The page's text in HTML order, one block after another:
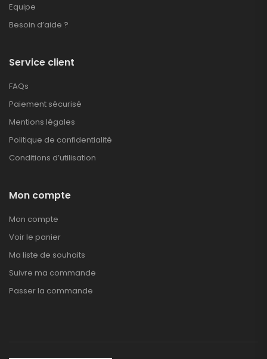
Equipe
Besoin d’aide ?
Service client
FAQs
Paiement sécurisé
Mentions légales
Politique de confidentialité
Conditions d’utilisation
Mon compte
Mon compte
Voir le panier
Ma liste de souhaits
Suivre ma commande
Passer la commande